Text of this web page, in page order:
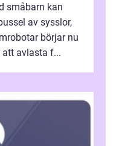
småbarn kan
av sysslor,
börjar nu
avlasta f...